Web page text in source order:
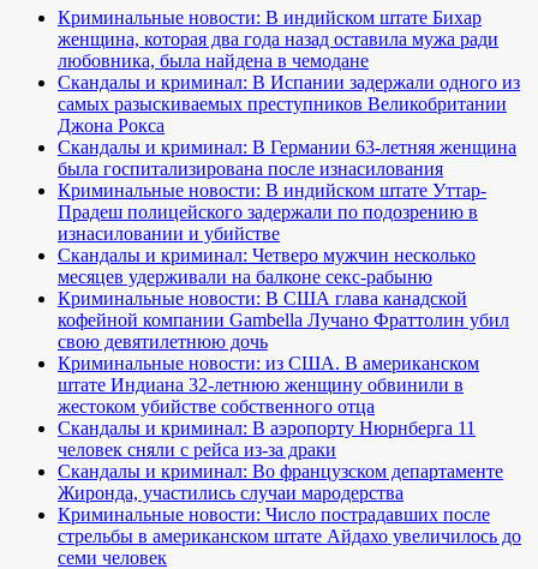
Криминальные новости: В индийском штате Бихар
женщина, которая два года назад оставила мужа ради
любовника, была найдена в чемодане
Скандалы и криминал: В Испании задержали одного из
самых разыскиваемых преступников Великобритании
Джона Рокса
Скандалы и криминал: В Германии 63-летняя женщина
была госпитализирована после изнасилования
Криминальные новости: В индийском штате Уттар-
Прадеш полицейского задержали по подозрению в
изнасиловании и убийстве
Скандалы и криминал: Четверо мужчин несколько
месяцев удерживали на балконе секс-рабыню
Криминальные новости: В США глава канадской
кофейной компании Gambella Лучано Фраттолин убил
свою девятилетнюю дочь
Криминальные новости: из США. В американском
штате Индиана 32-летнюю женщину обвинили в
жестоком убийстве собственного отца
Скандалы и криминал: В аэропорту Нюрнберга 11
человек сняли с рейса из-за драки
Скандалы и криминал: Во французском департаменте
Жиронда, участились случаи мародерства
Криминальные новости: Число пострадавших после
стрельбы в американском штате Айдахо увеличилось до
семи человек